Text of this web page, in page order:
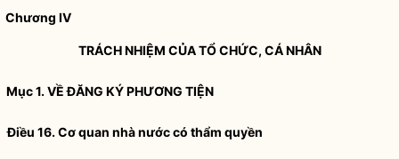
Chương IV
TRÁCH NHIỆM CỦA TỔ CHỨC, CÁ NHÂN
Mục 1. VỀ ĐĂNG KÝ PHƯƠNG TIỆN
Điều 16. Cơ quan nhà nước có thẩm quyền